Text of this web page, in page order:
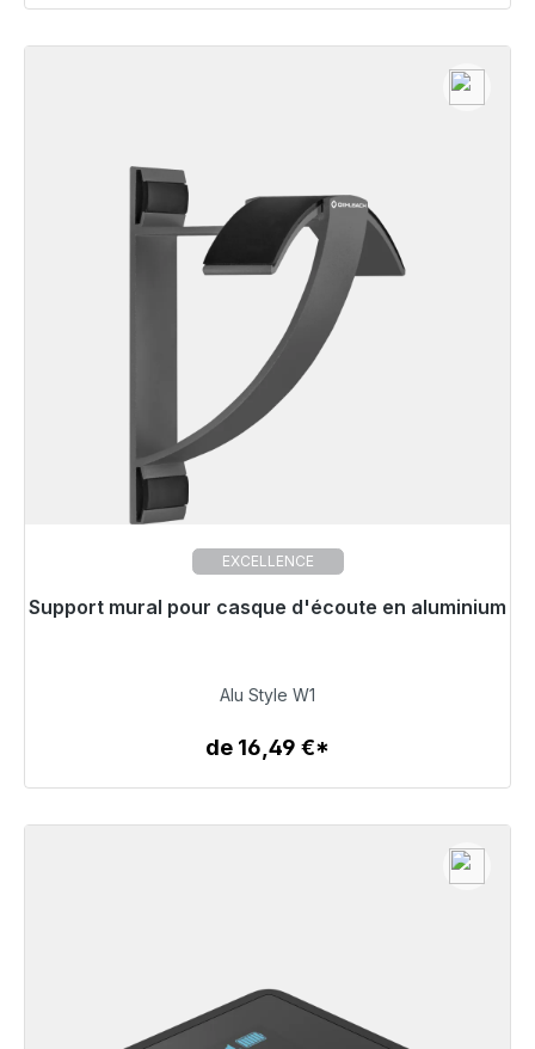
EXCELLENCE
Support mural pour casque d'écoute en aluminium
Prêt à être expédié, délai de livraison 48h*
Détails
Alu Style W1
de 16,49 €*